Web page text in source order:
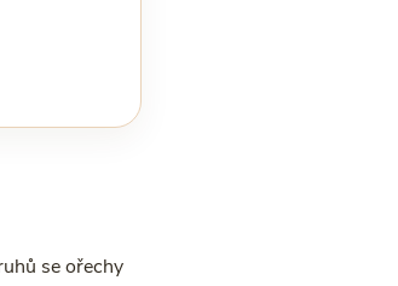
se ořechy